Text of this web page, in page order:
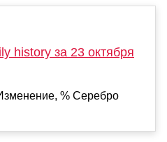
history за 23 октября
% Серебро